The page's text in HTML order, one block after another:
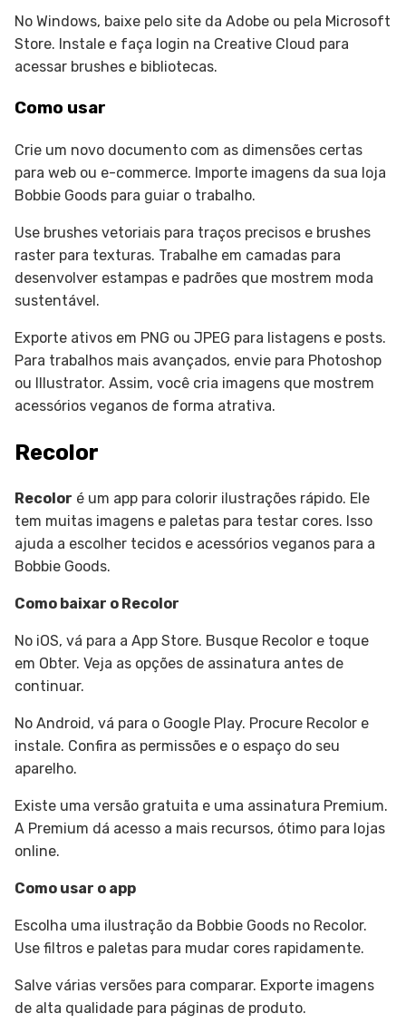
No Windows, baixe pelo site da Adobe ou pela Microsoft
Store. Instale e faça login na Creative Cloud para
acessar brushes e bibliotecas.
Como usar
Crie um novo documento com as dimensões certas
para web ou e-commerce. Importe imagens da sua loja
Bobbie Goods para guiar o trabalho.
Use brushes vetoriais para traços precisos e brushes
raster para texturas. Trabalhe em camadas para
desenvolver estampas e padrões que mostrem moda
sustentável.
Exporte ativos em PNG ou JPEG para listagens e posts.
Para trabalhos mais avançados, envie para Photoshop
ou Illustrator. Assim, você cria imagens que mostrem
acessórios veganos de forma atrativa.
Recolor
Recolor é um app para colorir ilustrações rápido. Ele
tem muitas imagens e paletas para testar cores. Isso
ajuda a escolher tecidos e acessórios veganos para a
Bobbie Goods.
Como baixar o Recolor
No iOS, vá para a App Store. Busque Recolor e toque
em Obter. Veja as opções de assinatura antes de
continuar.
No Android, vá para o Google Play. Procure Recolor e
instale. Confira as permissões e o espaço do seu
aparelho.
Existe uma versão gratuita e uma assinatura Premium.
A Premium dá acesso a mais recursos, ótimo para lojas
online.
Como usar o app
Escolha uma ilustração da Bobbie Goods no Recolor.
Use filtros e paletas para mudar cores rapidamente.
Salve várias versões para comparar. Exporte imagens
de alta qualidade para páginas de produto.